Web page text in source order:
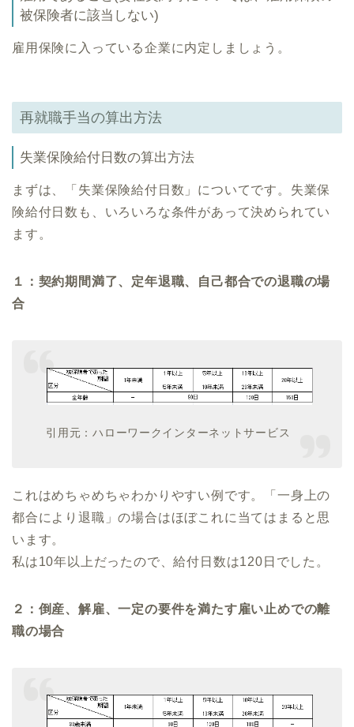
被保険者に該当しない)
雇用保険に入っている企業に内定しましょう。
再就職手当の算出方法
失業保険給付日数の算出方法
まずは、「失業保険給付日数」についてです。失業保
険給付日数も、いろいろな条件があって決められてい
ます。
１：契約期間満了、定年退職、自己都合での退職の場
合
引用元：ハローワークインターネットサービス
これはめちゃめちゃわかりやすい例です。「一身上の
都合により退職」の場合はほぼこれに当てはまると思
います。
私は10年以上だったので、給付日数は120日でした。
２：倒産、解雇、一定の要件を満たす雇い止めでの離
職の場合